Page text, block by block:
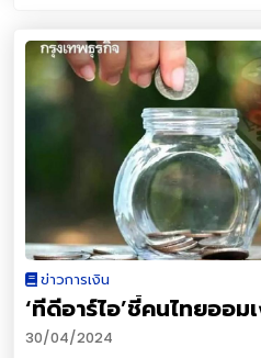
จ่ายได้ในระยะยาว และควรเลือ
กับความต้องการจริงๆ เช่น ประ
ความคุ้มครองที่กำหนด หรือประ
จริงที่มีการกำหนดวงเงินค่าห้อง
ซึ่งจะมีค่าเบี้ยประกันสูงกว่า แล
ในและผู้ป่วยนอก จะมีการกำหน
ปี หรือจำนวนครั้งสูงสุดในรอบปี
เงื่อนไขกรมธรรม์และการเรียกร้
ตัดสินใจซื้อประกันสุขภาพทุกครั้ง
อย่างถี่ถ้วน เพราะบริษัทประกันแต่
ประกันและเรียกร้องสินไหมที่แตก
ไม่คุ้มครองโรคต่างๆ ระยะเวลาก
คุ้มครองหลังจากกรมธรรม์อนุมัติ
ได้เร็ว บางจังหวะก็ต้องวิ่งช้า บา
กินน้ำ กินแตงโมเสียบไม้ การล
ดีมากๆ บางปีก็งั้นๆ และบางปีก็
ซ้อมนะ อ่านๆๆ เก็บข้อมูลๆๆๆ ฟั
เลือกๆๆ แล้วค่อยทยอยใส่เงินจ
เร็ว ไม่มีซื้อวันนี้แล้วพรุ่งนี้เขียว
และประสบการณ์ทำต่อเนื่องยาว
ตอบแทนที่ได้ จะแปรผันตาม คว
ข้อมูล ฟังคลิป ดูOppDay วิเครา
พากเพียรใส่ความพยายามลงไป
สม่ำเสมอ ทำซ้ำสม่ำเสมอ เบื่อก็ซ้
ต้องซ้อมแหล่งที่มาข่าว
ต้นฉบับ
ข่าวการเงิน
‘ทีดีอาร์ไอ’ชี้คนไทยออม
พนัน’มากกว่า‘ลงทุน’
30/04/2024